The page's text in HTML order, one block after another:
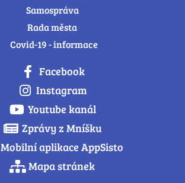
Samospráva
Rada města
Covid-19 - informace
Facebook
Instagram
Youtube kanál
Zprávy z Mníšku
Mobilní aplikace AppSisto
Mapa stránek